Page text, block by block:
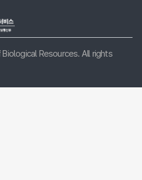
Resources. All rights